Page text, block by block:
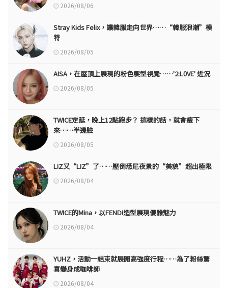
2026/08/06
Stray Kids Felix，讓韓服走向世界……“韓服浪潮”模
特
2026/08/05
AISA，在屋頂上展現的粉色髮型視覺……'2:L0VE' 近況
2026/08/05
TWICE定延，晚上12點跑步？ 這樣的話，就會瘦下
來……半邊臉
2026/08/05
LIZ又“LIZ”了……壓倒悉尼夜景的“美貌”超出極限
2026/08/04
TWICE的Mina，以FENDI造型展現優雅魅力
2026/08/04
YUHZ，活動一結束就展開高強度行程……為了粉絲驚
喜變身成咖啡師
2026/08/04